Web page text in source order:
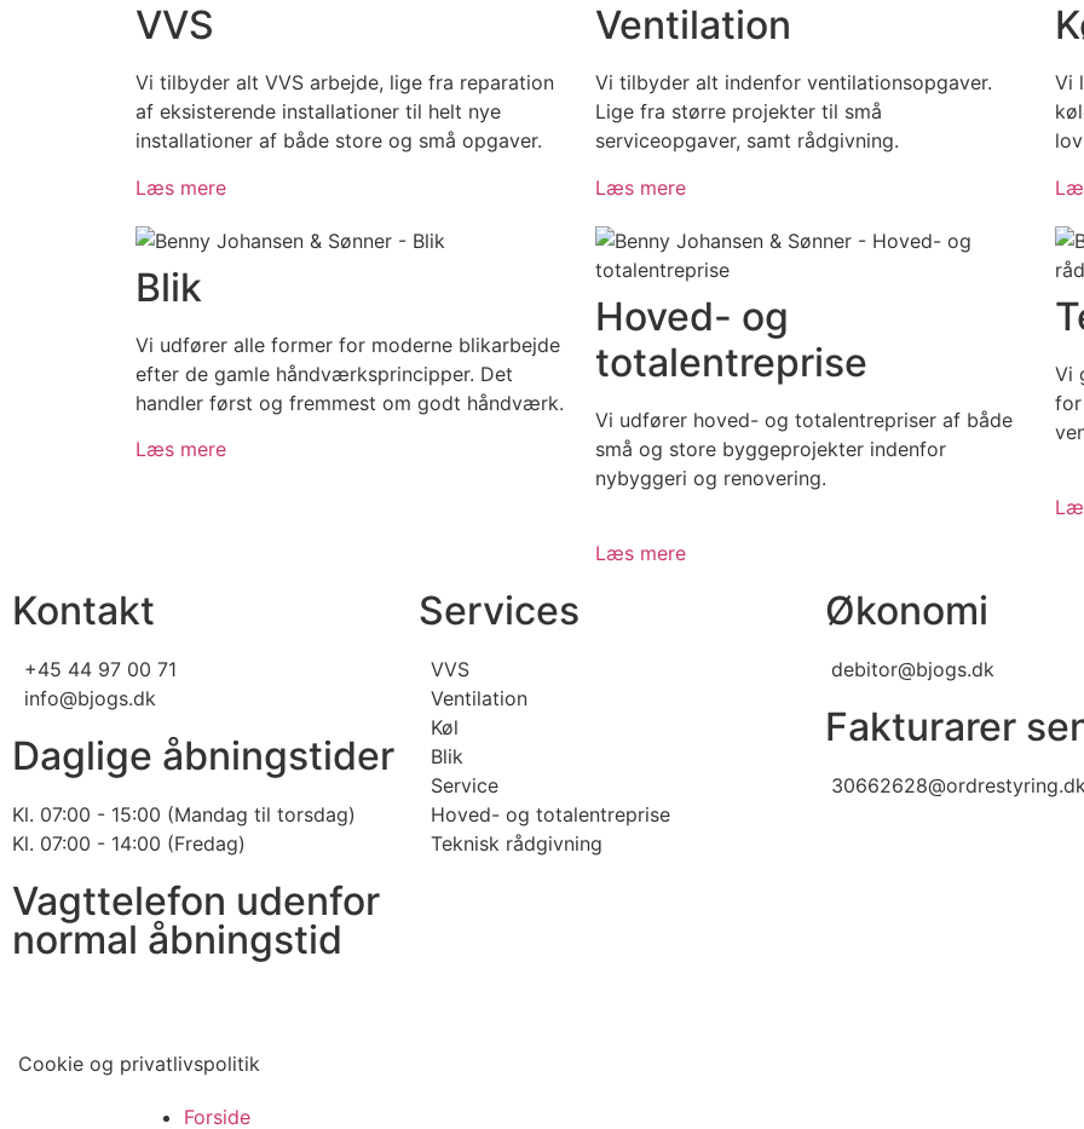
VVS
Vi tilbyder alt VVS arbejde, lige fra reparation
af eksisterende installationer til helt nye
installationer af både store og små opgaver.
Læs mere
Ventilation
Vi tilbyder alt indenfor ventilationsopgaver.
Lige fra større projekter til små
serviceopgaver, samt rådgivning.
Læs mere
Vi
Blik
Vi udfører alle former for moderne blikarbejde
efter de gamle håndværksprincipper. Det
handler først og fremmest om godt håndværk.
Læs mere
Hoved- og
totalentreprise
Vi udfører hoved- og totalentrepriser af både
små og store byggeprojekter indenfor
nybyggeri og renovering.
Læs mere
Vi
for
Kontakt
+45 44 97 00 71
info@bjogs.dk
Daglige åbningstider
Kl. 07:00 - 15:00 (Mandag til torsdag)
Kl. 07:00 - 14:00 (Fredag)
Vagttelefon udenfor
normal åbningstid
Services
VVS
Ventilation
Køl
Blik
Service
Hoved- og totalentreprise
Teknisk rådgivning
Økonomi
debitor@bjogs.dk
Fakturarer
Cookie og privatlivspolitik
Forside